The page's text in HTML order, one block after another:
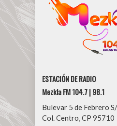
ESTACIÓN DE RADIO
Mezkla FM 104.7 | 98.1
Bulevar 5 de Febrero
Col. Centro, CP 95710